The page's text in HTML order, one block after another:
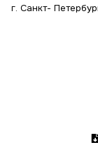
г. Санкт-